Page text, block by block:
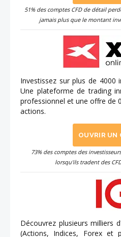
51% des comptes CFD de détail
jamais plus que le montant
Investissez sur plus de
Une plateforme de trading
professionnel et une offre de
actions.
OUVRIR UN
73% des comptes des
lorsqu'ils tradent des
Découvrez plusieurs milliers
(Actions, Indices, Forex et